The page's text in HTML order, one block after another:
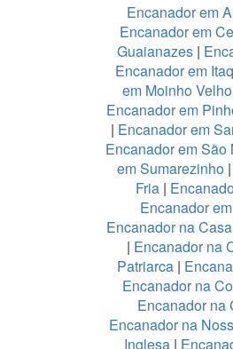
Encanador em
Encanador em
Guaianazes |
Encanador em
em Moinho Velho
Encanador em
| Encanador em
Encanador em
em Sumarezinho|
Fria|
Encanador
Encanador na
| Encanador na
Patriarca|
Encanador na
Encanador na
Encanador na
Inglesa |